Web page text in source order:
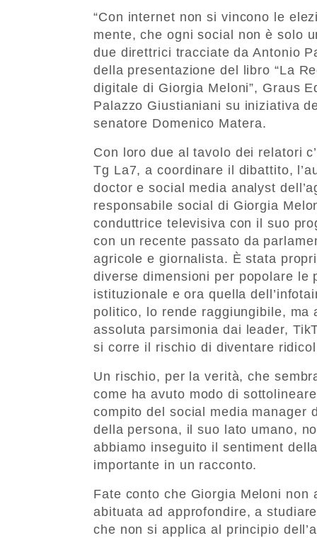
“Con internet non si vincono le
mente, che ogni social non è solo
due direttrici tracciate da Antonio
della presentazione del libro “La
digitale di Giorgia Meloni”, Graus
Palazzo Giustianiani su iniziativa
senatore Domenico Matera.
Con loro due al tavolo dei relatori
Tg La7, a coordinare il dibattito,
doctor e social media analyst
responsabile social di Giorgia
conduttrice televisiva con il suo
con un recente passato da
agricole e giornalista. È stata
diverse dimensioni per popolare
istituzionale e ora quella
politico, lo rende raggiungibile, ma
assoluta parsimonia dai leader,
si corre il rischio di diventare
Un rischio, per la verità, che
come ha avuto modo di
compito del social media manager
della persona, il suo lato umano,
abbiamo inseguito il sentiment
importante in un racconto.
Fate conto che Giorgia Meloni
abituata ad approfondire, a
che non si applica al principio